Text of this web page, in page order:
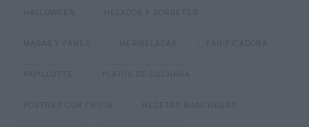
HALLOWEEN HELADOS Y SORBETES
MASAS Y PANES MERMELADAS PANIFICADORA
PAPILLOTTE PLATOS DE CUCHARA
POSTRES CON FRUTA RECETAS MANCHEGAS